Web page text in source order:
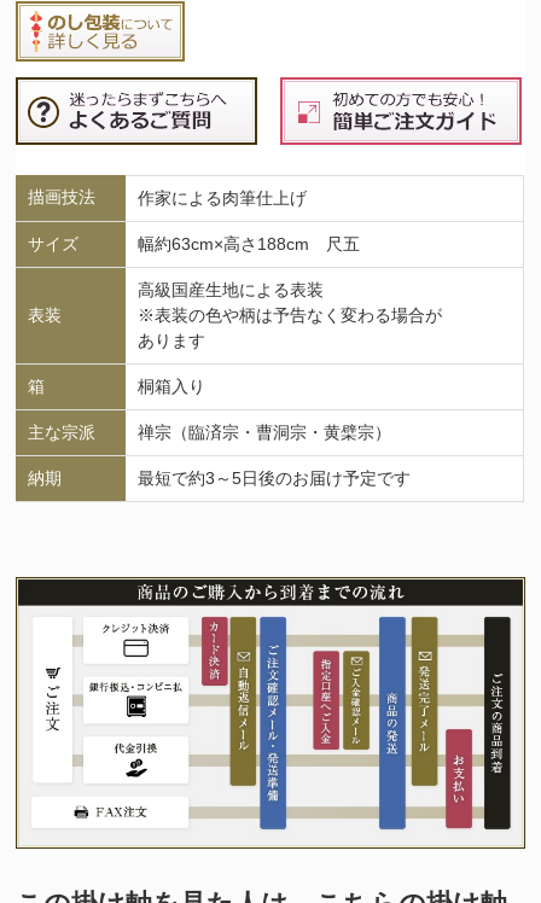
描画技法 作家による肉筆仕上げ
サイズ 幅約63cm×高さ188cm 尺五
表装
高級国産生地による表装
※表装の色や柄は予告なく変わる場合が
あります
箱 桐箱入り
主な宗派 禅宗（臨済宗・曹洞宗・黄檗宗）
納期 最短で約3～5日後のお届け予定です